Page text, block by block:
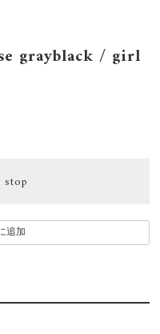
grayblack / girl
追加